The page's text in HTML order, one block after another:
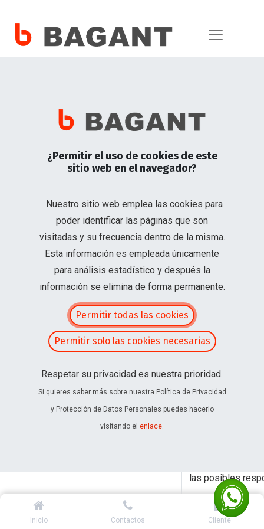
PRIVACIDAD Y
PROTECCIÓN DE DATOS
BASE LEGAL
En cumplimiento
información
tratamiento que
RESPONSABLE DEL TRATAMIENTO
DE DATOS PERSONALES
BAGANT
Dirección:
Telf.:(593) 2
Correo
Página web:
El tratamiento
tratados con
las posibles
Dada la
Inicio Contactos Cliente
¿Permitir el uso de cookies de este
sitio web en el navegador?
Nuestro sitio web emplea las cookies para
poder identificar las páginas que son
visitadas y su frecuencia dentro de la misma.
Esta información es empleada únicamente
para análisis estadístico y después la
información se elimina de forma permanente.
Permitir todas las cookies
Permitir solo las cookies necesarias
Respetar su privacidad es nuestra prioridad.
Si quieres saber más sobre nuestra Política de Privacidad
y Protección de Datos Personales puedes hacerlo
visitando el enlace